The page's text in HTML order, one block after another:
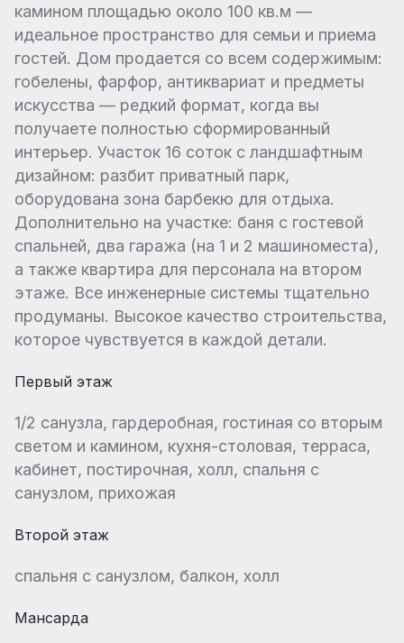
камином площадью около 100 кв.м —
идеальное пространство для семьи и приема
гостей. Дом продается со всем содержимым:
гобелены, фарфор, антиквариат и предметы
искусства — редкий формат, когда вы
получаете полностью сформированный
интерьер. Участок 16 соток с ландшафтным
дизайном: разбит приватный парк,
оборудована зона барбекю для отдыха.
Дополнительно на участке: баня с гостевой
спальней, два гаража (на 1 и 2 машиноместа),
а также квартира для персонала на втором
этаже. Все инженерные системы тщательно
продуманы. Высокое качество строительства,
которое чувствуется в каждой детали.
Первый этаж
1/2 санузла, гардеробная, гостиная со вторым
светом и камином, кухня-столовая, терраса,
кабинет, постирочная, холл, спальня с
санузлом, прихожая
Второй этаж
спальня с санузлом, балкон, холл
Мансарда